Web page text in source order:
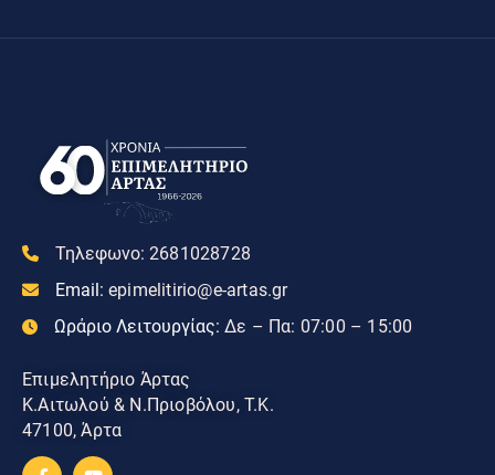
Τηλεφωνο: 2681028728
Email: epimelitirio@e-artas.gr
Ωράριο Λειτουργίας: Δε – Πα: 07:00 – 15:00
Επιμελητήριο Άρτας
Κ.Αιτωλού & Ν.Πριοβόλου, Τ.Κ.
47100, Άρτα